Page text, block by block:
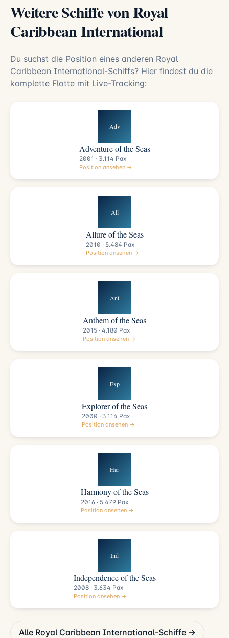
Weitere Schiffe von Royal
Caribbean International
Du suchst die Position eines anderen Royal
Caribbean International-Schiffs? Hier findest du die
komplette Flotte mit Live-Tracking:
Adv
Adventure of the Seas
2001 · 3.114 Pax
Position ansehen →
All
Allure of the Seas
2010 · 5.484 Pax
Position ansehen →
Ant
Anthem of the Seas
2015 · 4.180 Pax
Position ansehen →
Exp
Explorer of the Seas
2000 · 3.114 Pax
Position ansehen →
Har
Harmony of the Seas
2016 · 5.479 Pax
Position ansehen →
Ind
Independence of the Seas
2008 · 3.634 Pax
Position ansehen →
Alle Royal Caribbean International-Schiffe →